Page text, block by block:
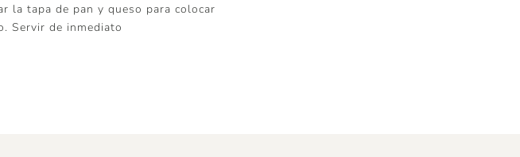
la tapa de pan y queso para colocar
Servir de inmediato